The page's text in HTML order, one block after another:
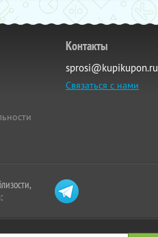
Контакты
sprosi@kupikupon.ru
Связаться с нами